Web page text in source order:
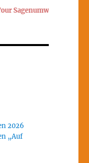
Heuberg
2026
„Auf